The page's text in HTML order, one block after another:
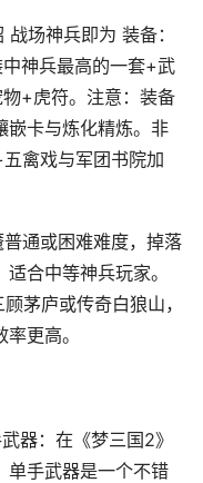
场神兵即为 装备：
神兵最高的一套+武
+虎符。注意：装备
嵌卡与炼化精炼。非
禽戏与军团书院加
通或困难难度，掉落
合中等神兵玩家。
茅庐或传奇白狼山，
更高。
器：在《梦三国2》
单手武器是一个不错